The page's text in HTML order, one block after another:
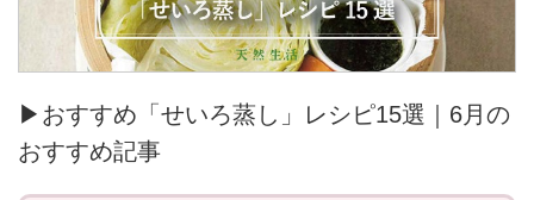
▶おすすめ「せいろ蒸し」レシピ15選｜6月の
おすすめ記事